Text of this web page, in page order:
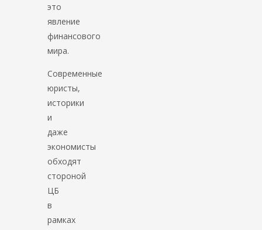
это
явление
финансового
мира.
Современные
юристы,
историки
и
даже
экономисты
обходят
стороной
ЦБ
в
рамках